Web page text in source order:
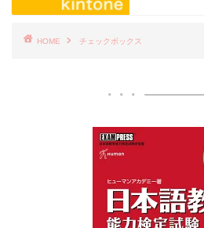
HOME チェックボックス